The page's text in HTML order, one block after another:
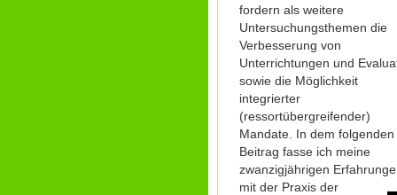
fordern als weitere
Untersuchungsthemen die
Verbesserung von
Unterrichtungen und
sowie die Möglichkeit
integrierter
(ressortübergreifender)
Mandate. In dem folgenden
Beitrag fasse ich meine
zwanzigjährigen
mit der Praxis der